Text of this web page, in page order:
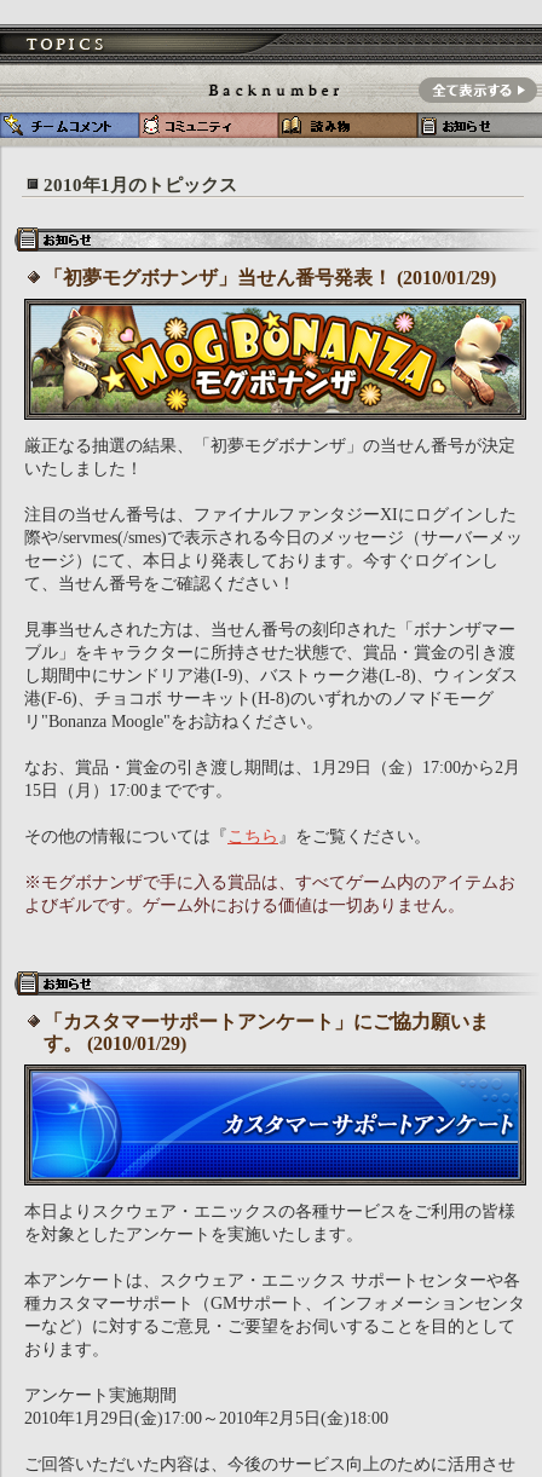
2010年1月のトピックス
「初夢モグボナンザ」当せん番号発表！ (2010/01/29)
厳正なる抽選の結果、「初夢モグボナンザ」の当せん番号が決定
いたしました！
注目の当せん番号は、ファイナルファンタジーXIにログインした
際や/servmes(/smes)で表示される今日のメッセージ（サーバーメッ
セージ）にて、本日より発表しております。今すぐログインし
て、当せん番号をご確認ください！
見事当せんされた方は、当せん番号の刻印された「ボナンザマー
ブル」をキャラクターに所持させた状態で、賞品・賞金の引き渡
し期間中にサンドリア港(I-9)、バストゥーク港(L-8)、ウィンダス
港(F-6)、チョコボ サーキット(H-8)のいずれかのノマドモーグ
リ"Bonanza Moogle"をお訪ねください。
なお、賞品・賞金の引き渡し期間は、1月29日（金）17:00から2月
15日（月）17:00までです。
その他の情報については『 こちら 』をご覧ください。
※モグボナンザで手に入る賞品は、すべてゲーム内のアイテムお
よびギルです。ゲーム外における価値は一切ありません。
「カスタマーサポートアンケート」にご協力願いま
す。 (2010/01/29)
本日よりスクウェア・エニックスの各種サービスをご利用の皆様
を対象としたアンケートを実施いたします。
本アンケートは、スクウェア・エニックス サポートセンターや各
種カスタマーサポート（GMサポート、インフォメーションセンタ
ーなど）に対するご意見・ご要望をお伺いすることを目的として
おります。
アンケート実施期間
2010年1月29日(金)17:00～2010年2月5日(金)18:00
ご回答いただいた内容は、今後のサービス向上のために活用させ